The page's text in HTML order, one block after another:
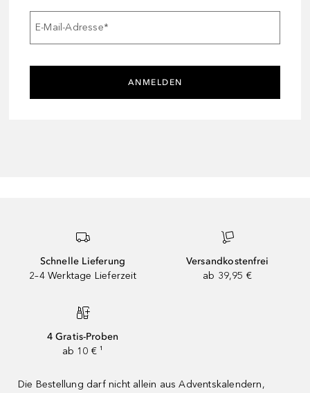
E-Mail-Adresse*
ANMELDEN
Schnelle Lieferung
2–4 Werktage Lieferzeit
Versandkostenfrei
ab 39,95 €
4 Gratis-Proben
ab 10 € ¹
Die Bestellung darf nicht allein aus Adventskalendern,